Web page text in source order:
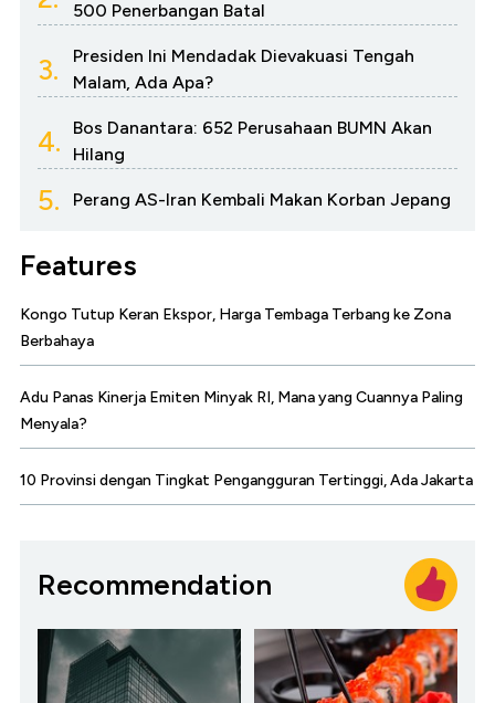
500 Penerbangan Batal
3.
Presiden Ini Mendadak Dievakuasi Tengah
Malam, Ada Apa?
4.
Bos Danantara: 652 Perusahaan BUMN Akan
Hilang
5. Perang AS-Iran Kembali Makan Korban Jepang
Features
Kongo Tutup Keran Ekspor, Harga Tembaga Terbang ke Zona
Berbahaya
Adu Panas Kinerja Emiten Minyak RI, Mana yang Cuannya Paling
Menyala?
10 Provinsi dengan Tingkat Pengangguran Tertinggi, Ada Jakarta
Recommendation